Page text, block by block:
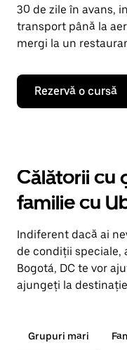
30 de zile în avans,
transport până la
mergi la un
Rezervă o cursă
Călătorii cu
familie cu
Indiferent dacă ai
de condiții speciale,
Bogotá, DC te vor
ajungeți la
Grupuri mari